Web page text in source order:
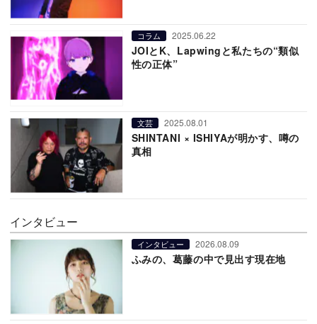
コラム 2025.06.22
JOIとK、Lapwingと私たちの“類似
性の正体”
文芸 2025.08.01
SHINTANI × ISHIYAが明かす、噂の
真相
インタビュー
インタビュー 2026.08.09
ふみの、葛藤の中で見出す現在地